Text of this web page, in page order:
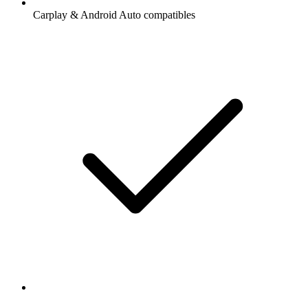
Carplay & Android Auto compatibles